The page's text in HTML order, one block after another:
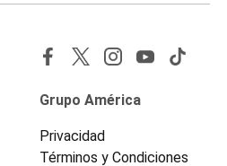
Grupo América
Privacidad
Términos y Condiciones